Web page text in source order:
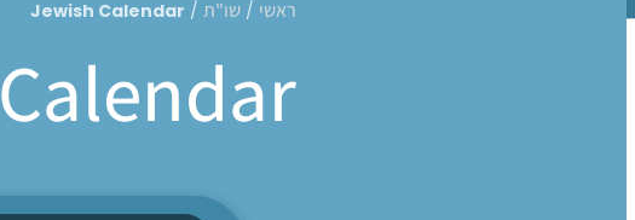
ראשי /שו"ת /
Jewish Calendar